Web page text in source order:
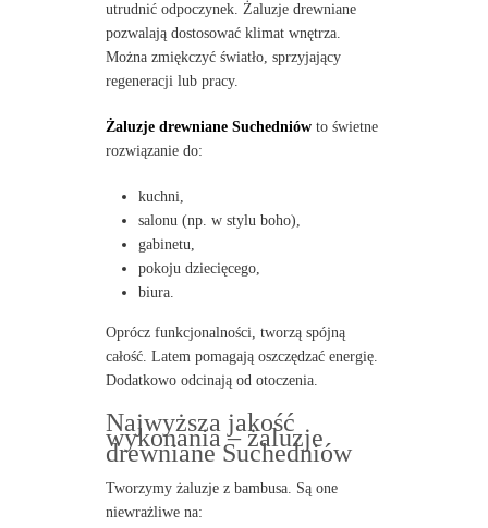
utrudnić odpoczynek. Żaluzje drewniane
pozwalają dostosować klimat wnętrza.
Można zmiękczyć światło, sprzyjający
regeneracji lub pracy.
Żaluzje drewniane Suchedniówto świetne
rozwiązanie do:
kuchni,
salonu (np. w stylu boho),
gabinetu,
pokoju dziecięcego,
biura.
Oprócz funkcjonalności, tworzą spójną
całość. Latem pomagają oszczędzać energię.
Dodatkowo odcinają od otoczenia.
Najwyższa jakość
wykonania – żaluzje
drewniane Suchedniów
Tworzymy żaluzje z bambusa. Są one
niewrażliwe na: